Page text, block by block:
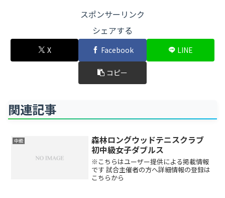
スポンサーリンク
シェアする
X Facebook LINE
コピー
関連記事
中級
森林ロングウッドテニスクラブ
初中級女子ダブルス
※こちらはユーザー提供による掲載情報
です 試合主催者の方へ詳細情報の登録は
こちらから